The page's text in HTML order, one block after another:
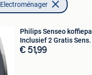
Electroménager
Philips Senseo
Inclusief 2 Gratis Sens.
€ 51,99